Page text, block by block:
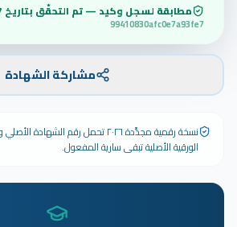
مطابقة لسجل وكيد — تم التحقّق بتاريخ 7
99410830afc0e7a93fe7
مشاركة الشهادة
نسخة رقمية مجدَّدة ٢٠٢٦ تحمل رقم
الورقية الأصلية تبقى سارية المفعول.